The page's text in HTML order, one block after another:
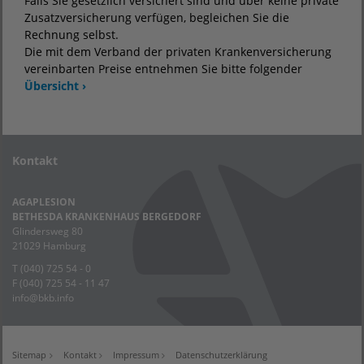
Zusatzversicherung verfügen, begleichen Sie die
Rechnung selbst.
Die mit dem Verband der privaten Krankenversicherung
vereinbarten Preise entnehmen Sie bitte folgender
Übersicht ›
Kontakt
AGAPLESION
BETHESDA KRANKENHAUS BERGEDORF
Glindersweg 80
21029 Hamburg
T (040) 725 54 - 0
F (040) 725 54 - 11 47
info@bkb.info
Sitemap Kontakt Impressum Datenschutzerklärung